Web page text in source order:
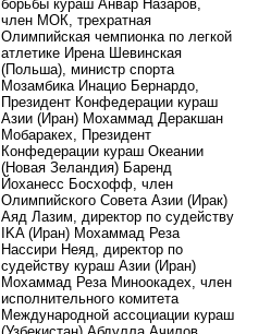
борьбы кураш Анвар Назаров,
член МОК, трехратная
Олимпийская чемпионка по легкой
атлетике Ирена Шевинская
(Польша), министр спорта
Мозамбика Инацио Бернардо,
Президент Конфедерации кураш
Азии (Иран) Мохаммад Деракшан
Мобаракех, Президент
Конфедерации кураш Океании
(Новая Зеландия) Баренд
Йоханесс Босхофф, член
Олимпийского Совета Азии (Ирак)
Аяд Лазим, директор по судейству
IKA (Иран) Мохаммад Реза
Нассири Неяд, директор по
судейству кураш Азии (Иран)
Мохаммад Реза Миноокадех, член
исполнительного комитета
Международной ассоциации кураш